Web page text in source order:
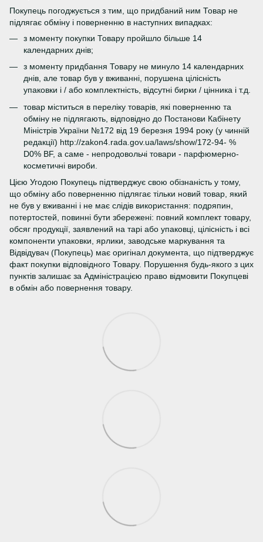
Покупець погоджується з тим, що придбаний ним Товар не
підлягає обміну і поверненню в наступних випадках:
з моменту покупки Товару пройшло більше 14
календарних днів;
з моменту придбання Товару не минуло 14 календарних
днів, але товар був у вживанні, порушена цілісність
упаковки і / або комплектність, відсутні бирки / цінника і т.д.
товар міститься в переліку товарів, які поверненню та
обміну не підлягають, відповідно до Постанови Кабінету
Міністрів України №172 від 19 березня 1994 року (у чинній
редакції) http://zakon4.rada.gov.ua/laws/show/172-94- %
D0% BF, а саме - непродовольчі товари - парфюмерно-
косметичні вироби.
Цією Угодою Покупець підтверджує свою обізнаність у тому,
що обміну або поверненню підлягає тільки новий товар, який
не був у вживанні і не має слідів використання: подряпин,
потертостей, повинні бути збережені: повний комплект товару,
обсяг продукції, заявлений на тарі або упаковці, цілісність і всі
компоненти упаковки, ярлики, заводське маркування та
Відвідувач (Покупець) має оригінал документа, що підтверджує
факт покупки відповідного Товару. Порушення будь-якого з цих
пунктів залишає за Адміністрацією право відмовити Покупцеві
в обмін або повернення товару.